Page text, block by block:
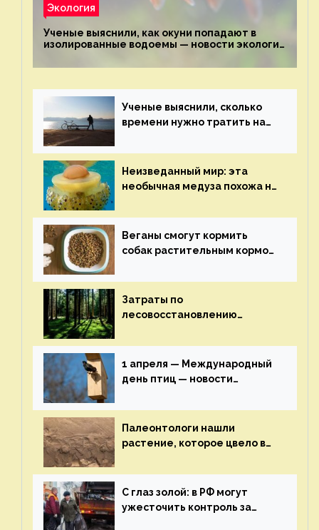
Экология
Ученые выяснили, как окуни попадают в
изолированные водоемы — новости экологии
Ученые выяснили, сколько
времени нужно тратить на
здоровья — новости экологии
на ECOportal
Неизведанный мир: эта
необычная медуза похожа на
экологии на ECOportal
Веганы смогут кормить
собак растительным кормом
здоровье — новости
экологии на ECOportal
Затраты по
лесовосстановлению
строительства — новости
экологии на ECOportal
1 апреля — Международный
день птиц — новости
Палеонтологи нашли
растение, которое цвело в
экологии на ECOportal
С глаз золой: в РФ могут
ужесточить контроль за